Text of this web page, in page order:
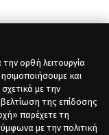
ορθή λειτουργία
και
με την
της επίδοσης
παρέχετε τη
με την πολιτική